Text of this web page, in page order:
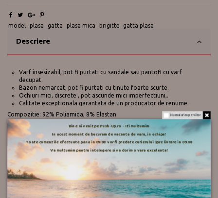
model plasa gatta plasa mica brigitte gatta plasa
Descriere
Varf insesizabil, pot fi purtati cu sandale sau pantofi cu varf
decupat.
Bazon nemarcat, pot fi purtati cu tinute foarte scurte.
Ochiuri mici, discrete , pot ascunde mici imperfectiuni,.
Calitate exceptionala garantata de un producator de renume.
Compozitie: 92% Poliamida, 8% Elastan
Pentru marimea adecvata va rugam consultati tabelul de mai jos:
Nu mai afisa pe viitor.
Bine ai venit pe Push-Up.ro - Iti multumim
In acest moment de bucuram de vacanta de vara, in echipa!
Toate comenzile efectuate pana in 09.08 vor fi predate curierului spre livrare in 09.08
Va multumim pentru intelegere si va dorim o vara excelenta!